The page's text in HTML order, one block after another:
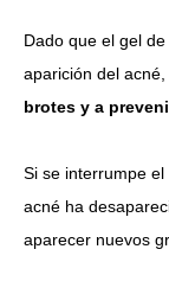
Dado que el gel
aparición del acné,
brotes y a
Si se interrumpe
acné ha
aparecer nuevos